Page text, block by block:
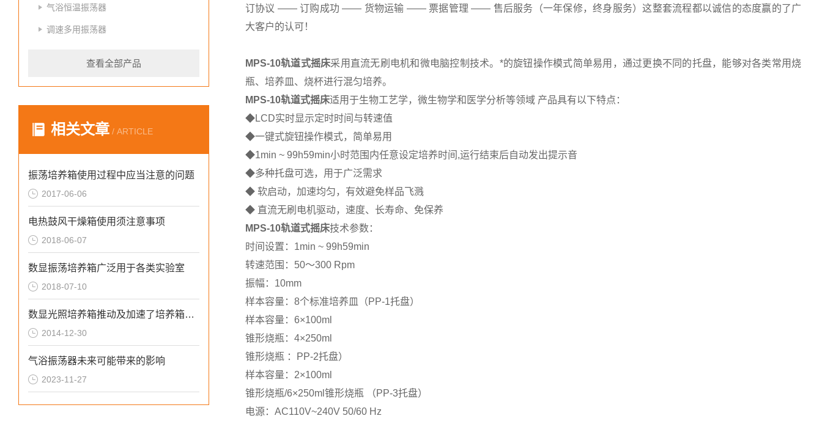
气浴恒温振荡器
调速多用振荡器
查看全部产品
相关文章 / ARTICLE
振荡培养箱使用过程中应当注意的问题
2017-06-06
电热鼓风干燥箱使用须注意事项
2018-06-07
数显振荡培养箱广泛用于各类实验室
2018-07-10
数显光照培养箱推动及加速了培养箱行业大步发展
2014-12-30
气浴振荡器未来可能带来的影响
2023-11-27
订协议 —— 订购成功 —— 货物运输 —— 票据管理 —— 售后服务（一年保修，终身服务）这整套流程都以诚信的态度赢的了广
大客户的认可！
MPS-10轨道式摇床采用直流无刷电机和微电脑控制技术。*的旋钮操作模式简单易用，通过更换不同的托盘，能够对各类常用烧
瓶、培养皿、烧杯进行混匀培养。
MPS-10轨道式摇床适用于生物工艺学，微生物学和医学分析等领域 产品具有以下特点：
◆LCD实时显示定时时间与转速值
◆一键式旋钮操作模式，简单易用
◆1min ~ 99h59min小时范围内任意设定培养时间,运行结束后自动发出提示音
◆多种托盘可选，用于广泛需求
◆ 软启动，加速均匀，有效避免样品飞溅
◆ 直流无刷电机驱动，速度、长寿命、免保养
MPS-10轨道式摇床技术参数：
时间设置：1min ~ 99h59min
转速范围：50～300 Rpm
振幅：10mm
样本容量：8个标准培养皿（PP-1托盘）
样本容量：6×100ml
锥形烧瓶：4×250ml
锥形烧瓶 ：PP-2托盘）
样本容量：2×100ml
锥形烧瓶/6×250ml锥形烧瓶 （PP-3托盘）
电源：AC110V~240V 50/60 Hz